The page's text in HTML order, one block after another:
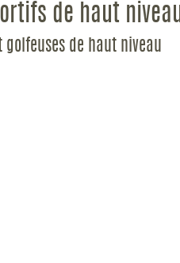
de haut niveau
golfeuses de haut niveau